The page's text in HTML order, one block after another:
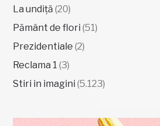
La undiță (20)
Pământ de flori (51)
Prezidentiale (2)
Reclama 1 (3)
Stiri in imagini (5.123)